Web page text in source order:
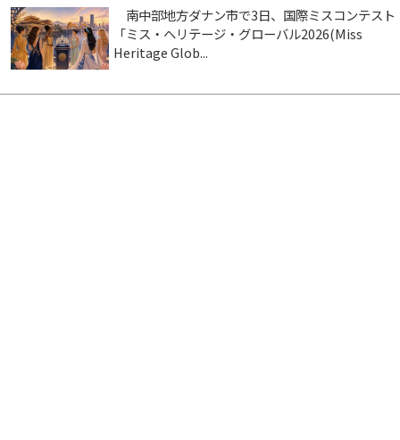
南中部地方ダナン市で3日、国際ミスコンテスト
「ミス・ヘリテージ・グローバル2026(Miss
Heritage Glob...